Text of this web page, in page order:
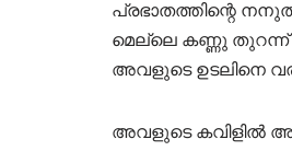
പ്രഭാതത്തിന്റെ
മെല്ലെ കണ്ണു തുറന്ന്
അവളുടെ ഉടലിനെ
അവളുടെ കവിളിൽ